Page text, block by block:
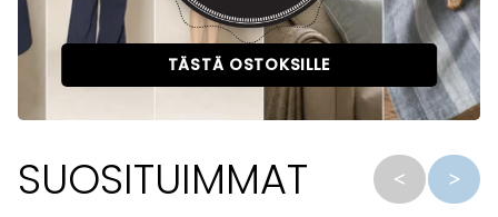
TÄSTÄ OSTOKSILLE
SUOSITUIMMAT